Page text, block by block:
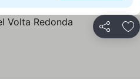
Partilhar